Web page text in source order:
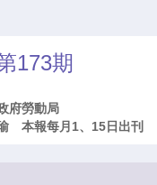
173期
府勞動局
本報每月1、15日出刊